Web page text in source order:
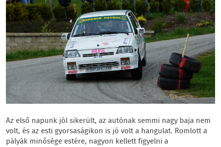
Az első napunk jól sikerült, az autónak semmi nagy baja nem
volt, és az esti gyorsaságikon is jó volt a hangulat. Romlott a
pályák minősége estére, nagyon kellett figyelni a